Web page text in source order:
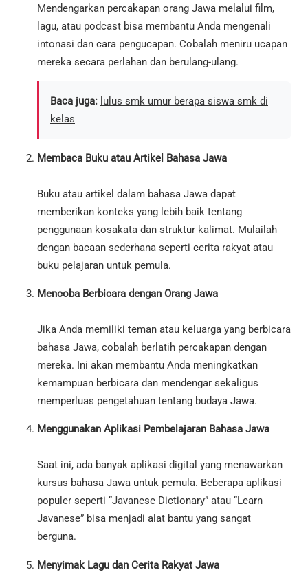
Mendengarkan percakapan orang Jawa melalui film,
lagu, atau podcast bisa membantu Anda mengenali
intonasi dan cara pengucapan. Cobalah meniru ucapan
mereka secara perlahan dan berulang-ulang.
Baca juga: lulus smk umur berapa siswa smk di
kelas
Membaca Buku atau Artikel Bahasa Jawa
Buku atau artikel dalam bahasa Jawa dapat
memberikan konteks yang lebih baik tentang
penggunaan kosakata dan struktur kalimat. Mulailah
dengan bacaan sederhana seperti cerita rakyat atau
buku pelajaran untuk pemula.
Mencoba Berbicara dengan Orang Jawa
Jika Anda memiliki teman atau keluarga yang berbicara
bahasa Jawa, cobalah berlatih percakapan dengan
mereka. Ini akan membantu Anda meningkatkan
kemampuan berbicara dan mendengar sekaligus
memperluas pengetahuan tentang budaya Jawa.
Menggunakan Aplikasi Pembelajaran Bahasa Jawa
Saat ini, ada banyak aplikasi digital yang menawarkan
kursus bahasa Jawa untuk pemula. Beberapa aplikasi
populer seperti “Javanese Dictionary” atau “Learn
Javanese” bisa menjadi alat bantu yang sangat
berguna.
Menyimak Lagu dan Cerita Rakyat Jawa